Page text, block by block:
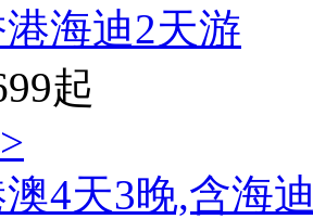
海迪2天游
起
4天3晚,含海